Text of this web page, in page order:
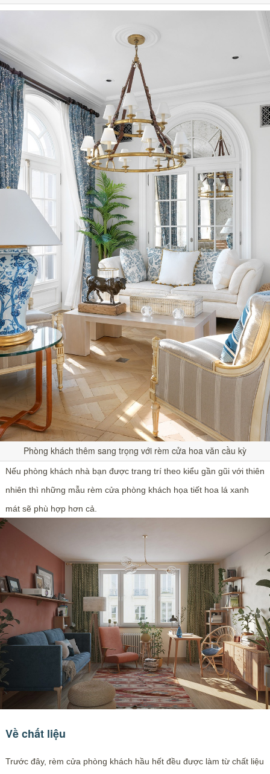
Phòng khách thêm sang trọng với rèm cửa hoa văn cầu kỳ
Nếu phòng khách nhà bạn được trang trí theo kiểu gần gũi với thiên
nhiên thì những mẫu rèm cửa phòng khách họa tiết hoa lá xanh
mát sẽ phù hợp hơn cả.
Về chất liệu
Trước đây, rèm cửa phòng khách hầu hết đều được làm từ chất liệu